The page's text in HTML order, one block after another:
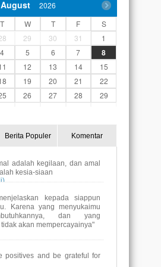
August
2026
T W T F
S
29 30 31
1
4 5 6 7 8
12 13 14
15
19 20 21
22
26 27 28
29
Berita Populer Komentar
kepada siappun
Karena yang menyukaimu
dan yang
positives and be grateful for
akan membuat hujamn